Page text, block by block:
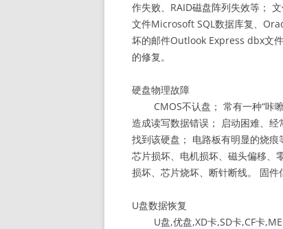
作失败、RAID磁盘阵列失效等；
文件Microsoft SQL数据库复、
坏的邮件Outlook Express dbx文
的修复。
硬盘物理故障
CMOS不认盘； 常有一种“咔
造成读写数据错误； 启动困难、
找到该硬盘； 电路板有明显的烧
芯片损坏、电机损坏、磁头偏移、
损坏、芯片烧坏、断针断线。 固件
U盘数据恢复
U盘,优盘,XD卡,SD卡,CF卡